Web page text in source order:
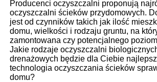
Producenci oczyszczalni proponują
oczyszczalni ścieków przydomowych.
jest od czynników takich jak ilość
domu, wielkości i rodzaju gruntu, na
zamontowana czy potencjalnego
Jakie rodzaje oczyszczalni
drenażowych będzie dla Ciebie
technologia oczyszczania ścieków
domu?